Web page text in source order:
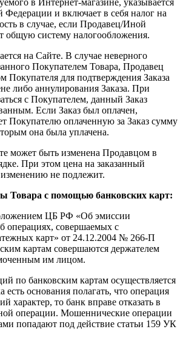
Федерации и включает в себя налог на
в случае, если Продавец/Иной
общую систему налогообложения.
на Сайте. В случае неверного
Покупателем Товара, Продавец
Покупателя для подтверждения Заказа
либо аннулирования Заказа. При
с Покупателем, данный Заказ
Если Заказ был оплачен,
Покупателю оплаченную за Заказ сумму
она была уплачена.
может быть изменена Продавцом в
При этом цена на заказанный
не подлежит.
Товара с помощью банковских карт:
ЦБ РФ «Об эмиссии
операциях, совершаемых с
карт» от 24.12.2004 № 266-П
картам совершаются держателем
им лицом.
по банковским картам осуществляется
есть основания полагать, что операция
характер, то банк вправе отказать в
операции. Мошеннические операции
попадают под действие статьи 159 УК